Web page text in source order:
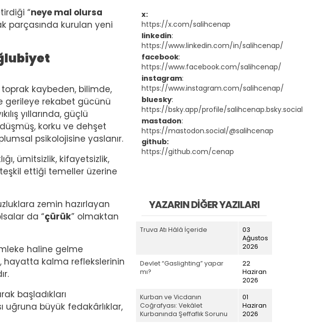
“neye mal olursa
parçasında kurulan yeni
toprak kaybeden, bilimde,
gerileye rekabet gücünü
yıllarında, güçlü
korku ve dehşet
psikolojisine yaslanır.
ümitsizlik, kifayetsizlik,
ettiği temeller üzerine
zemin hazırlayan
da “çürük” olmaktan
haline gelme
hayatta kalma reflekslerinin
başladıkları
uğruna büyük fedakârlıklar,
x:
https://x.com/salihcenap
linkedin:
https://www.linkedin.com/in/salihcenap/
facebook:
https://www.facebook.com/salihcenap/
instagram:
https://www.instagram.com/salihcenap/
bluesky:
https://bsky.app/profile/salihcenap.bsky.social
mastadon:
https://mastodon.social/@salihcenap
github:
https://github.com/cenap
YAZARIN DIĞER YAZILARI
Truva Atı Hâlâ İçeride
03
Ağustos
2026
Devlet “Gaslighting” yapar
mı?
22
Haziran
2026
Kurban ve Vicdanın
Coğrafyası: Vekâlet
Kurbanında Şeffaflık Sorunu
01
Haziran
2026